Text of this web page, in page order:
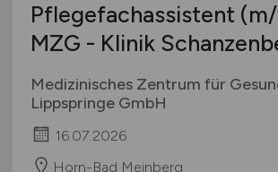
Pflegefachassistent
MZG - Klinik
Medizinisches Zentrum für
Lippspringe GmbH
16.07.2026
Horn-Bad Meinberg